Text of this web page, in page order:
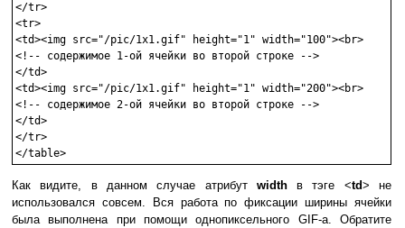
</tr>
<tr>
<td><img src="/pic/1x1.gif" height="1" width="100"><br>
<!-- содержимое 1-ой ячейки во второй строке -->
</td>
<td><img src="/pic/1x1.gif" height="1" width="200"><br>
<!-- содержимое 2-ой ячейки во второй строке -->
</td>
</tr>
Как видите, в данном случае атрибут widthв тэге <td> не
использовался совсем. Вся работа по фиксации ширины ячейки
была выполнена при помощи однопиксельного GIF-а. Обратите